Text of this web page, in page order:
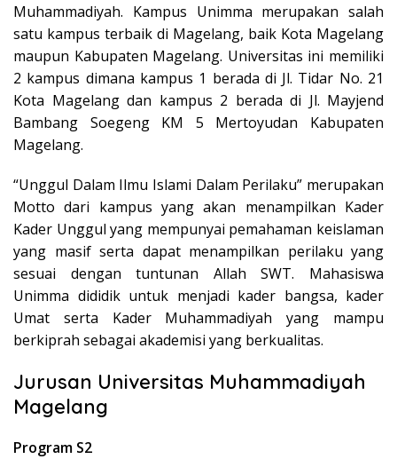
Muhammadiyah. Kampus Unimma merupakan salah
satu kampus terbaik di Magelang, baik Kota Magelang
maupun Kabupaten Magelang. Universitas ini memiliki
2 kampus dimana kampus 1 berada di Jl. Tidar No. 21
Kota Magelang dan kampus 2 berada di Jl. Mayjend
Bambang Soegeng KM 5 Mertoyudan Kabupaten
Magelang.
“Unggul Dalam Ilmu Islami Dalam Perilaku” merupakan
Motto dari kampus yang akan menampilkan Kader
Kader Unggul yang mempunyai pemahaman keislaman
yang masif serta dapat menampilkan perilaku yang
sesuai dengan tuntunan Allah SWT. Mahasiswa
Unimma dididik untuk menjadi kader bangsa, kader
Umat serta Kader Muhammadiyah yang mampu
berkiprah sebagai akademisi yang berkualitas.
Jurusan Universitas Muhammadiyah
Magelang
Program S2